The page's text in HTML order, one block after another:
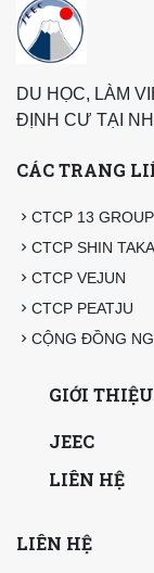
DU HỌC, LÀM
ĐỊNH CƯ TẠI
CÁC TRANG
CTCP 13
CTCP SHIN
CTCP VEJUN
CTCP PEATJU
CỘNG ĐỒNG
GIỚI THIỆU
JEEC
LIÊN HỆ
LIÊN HỆ